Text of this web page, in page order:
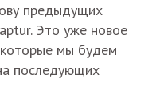
предыдущих
Это уже новое
мы будем
последующих